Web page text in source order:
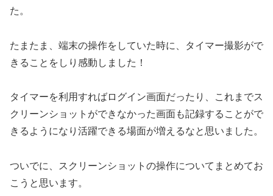
た。
たまたま、端末の操作をしていた時に、タイマー撮影がで
きることをしり感動しました！
タイマーを利用すればログイン画面だったり、これまでス
クリーンショットができなかった画面も記録することがで
きるようになり活躍できる場面が増えるなと思いました。
ついでに、スクリーンショットの操作についてまとめてお
こうと思います。